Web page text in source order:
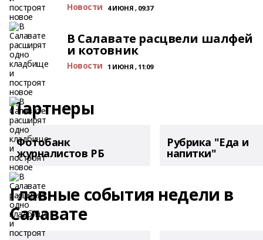
Новости 4 ИЮНЯ , 09:37
В Салавате расцвели шалфей
и котовник
Новости 1 ИЮНЯ , 11:09
Партнеры
Фотобанк
журналистов РБ
Рубрика "Еда и
напитки"
Главные события недели в
Салавате